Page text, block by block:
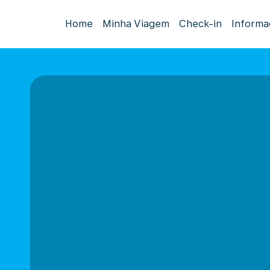
Home Minha Viagem Check-in